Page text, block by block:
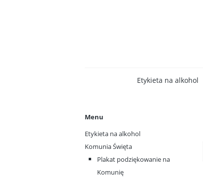
Etykieta na alkohol
Menu
Etykieta na alkohol
Komunia Święta
Plakat podziękowanie na
Komunię